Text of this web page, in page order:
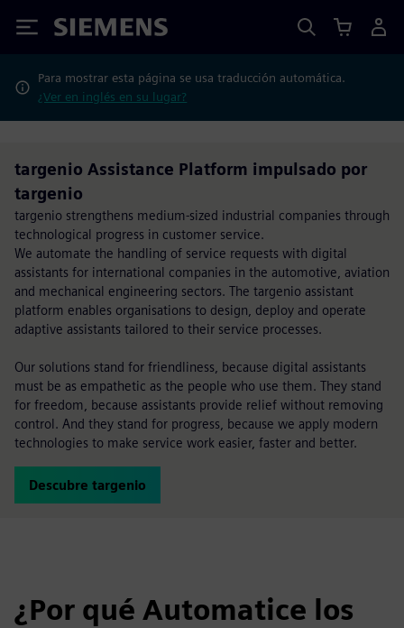
Siemens
Para mostrar esta página se usa traducción automática.
¿Ver en inglés en su lugar?
targenio Assistance Platform impulsado por
targenio
targenio strengthens medium-sized industrial companies through
technological progress in customer service.
We automate the handling of service requests with digital
assistants for international companies in the automotive, aviation
and mechanical engineering sectors. The targenio assistant
platform enables organisations to design, deploy and operate
adaptive assistants tailored to their service processes.
Our solutions stand for friendliness, because digital assistants
must be as empathetic as the people who use them. They stand
for freedom, because assistants provide relief without removing
control. And they stand for progress, because we apply modern
technologies to make service work easier, faster and better.
Descubre targenio
¿Por qué Automatice los